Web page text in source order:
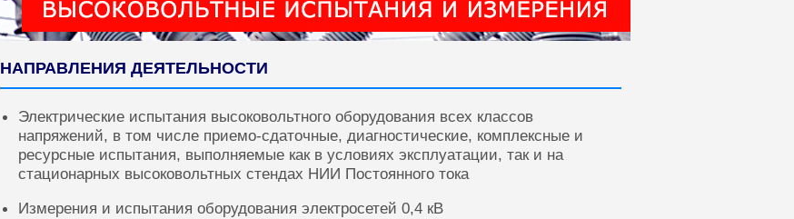
НАПРАВЛЕНИЯ ДЕЯТЕЛЬНОСТИ
Электрические испытания высоковольтного оборудования всех классов
напряжений, в том числе приемо-сдаточные, диагностические, комплексные и
ресурсные испытания, выполняемые как в условиях эксплуатации, так и на
стационарных высоковольтных стендах НИИ Постоянного тока
Измерения и испытания оборудования электросетей 0,4 кВ